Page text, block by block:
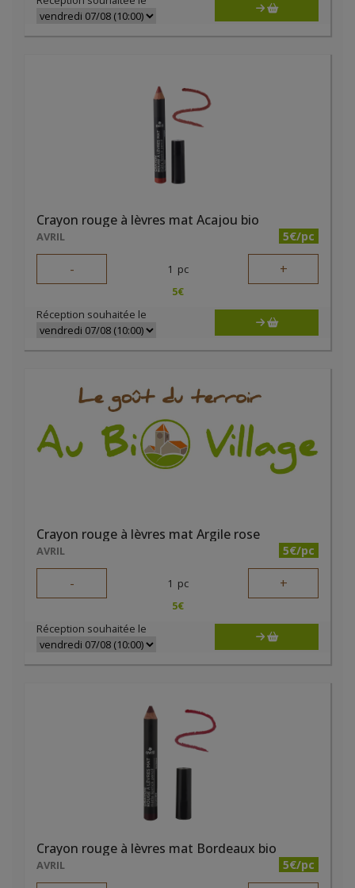
Crayon rouge à lèvres mat Acajou bio
AVRIL 5€/pc
- 1 pc +
5€
Réception souhaitée le
Crayon rouge à lèvres mat Argile rose
AVRIL 5€/pc
- 1 pc +
5€
Réception souhaitée le
Crayon rouge à lèvres mat Bordeaux bio
AVRIL 5€/pc